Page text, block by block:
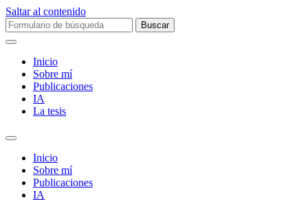
Saltar al contenido
Buscar:
Inicio
Sobre mí­
Publicaciones
IA
La tesis
Alternar
campo
búsqueda
Inicio
Sobre mí­
Publicaciones
IA